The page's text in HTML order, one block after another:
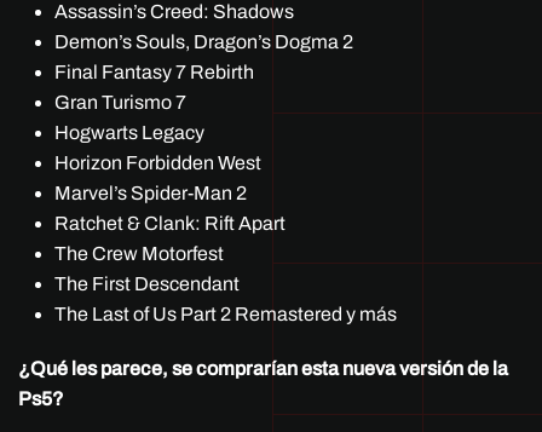
Assassin’s Creed: Shadows
Demon’s Souls, Dragon’s Dogma 2
Final Fantasy 7 Rebirth
Gran Turismo 7
Hogwarts Legacy
Horizon Forbidden West
Marvel’s Spider-Man 2
Ratchet & Clank: Rift Apart
The Crew Motorfest
The First Descendant
The Last of Us Part 2 Remastered y más
¿Qué les parece, se comprarían esta nueva versión de la
Ps5?